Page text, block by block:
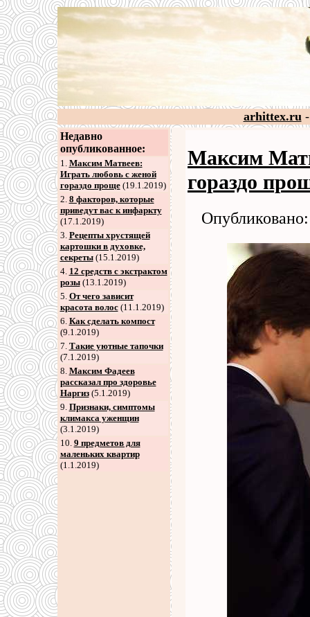
arhittex.ru-
Недавно
опубликованное:
1. Максим Матвеев:
Играть любовь с женой
гораздо проще(19.1.2019)
2. 8 факторов, которые
приведут вас к инфаркту
(17.1.2019)
3. Рецепты хрустящей
картошки в духовке,
секреты(15.1.2019)
4. 12 средств с экстрактом
розы(13.1.2019)
5. От чего зависит
красота волос(11.1.2019)
6. Как сделать компост
(9.1.2019)
7. Такие уютные тапочки
(7.1.2019)
8. Максим Фадеев
рассказал про здоровье
Наргиз(5.1.2019)
9. Признаки, симптомы
климакса уженщин
(3.1.2019)
10. 9 предметов для
маленьких квартир
(1.1.2019)
Максим
гораздо